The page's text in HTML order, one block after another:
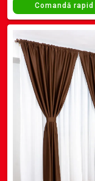
Comandă rapid